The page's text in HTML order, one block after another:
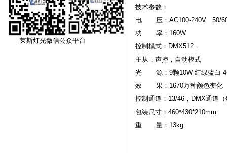
莱斯灯光微信公众平台
技术参数：
电 压：AC100-240V 50/
功 率：160W
控制模式：DMX512，
主从，声控，自动模式
光 源：9颗10W 红绿蓝白 4
效 果：1670万种颜色变化
控制通道：13/46，DMX通道
包装尺寸：460*430*210mm
重 量：13kg